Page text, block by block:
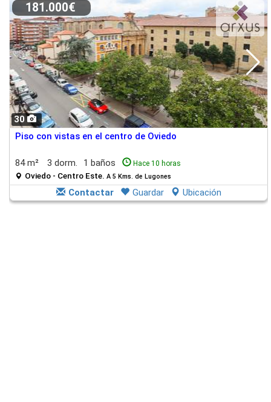
30
181.000€
Piso con vistas en el centro de Oviedo
84 m² 3 dorm. 1 baños Hace 10 horas
Oviedo - Centro Este. A 5 Kms. de Lugones
Contactar Guardar Ubicación